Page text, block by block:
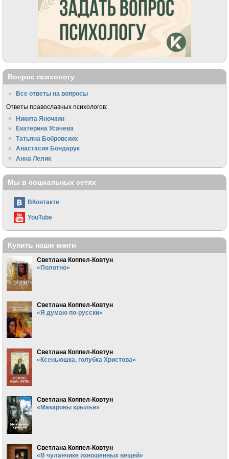
Вопрос психологу
Все ответы на вопросы
Ответы православных психологов:
Никита Яночкин
Екатерина Усачева
Татьяна Бобровских
Анастасия Бондарук
Анна Лелик
Мы в социальных сетях
ВКонтакте
YouTube
Купить наши книги
Светлана Коппел-Ковтун
«Полотно»
Светлана Коппел-Ковтун
«Я думаю по-русски»
Светлана Коппел-Ковтун
«Ксеньюшка, голубка Христова»
Светлана Коппел-Ковтун
«Макаровы крылья»
Светлана Коппел-Ковтун
«В чуланчике изношенных вещей»